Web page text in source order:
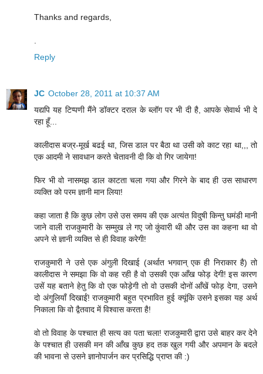
Thanks and regards,
Reply
JC October 28, 2011 at 10:37 AM
यद्यपि यह टिप्पणी मैंने डॉक्टर दराल के ब्लॉग पर भी दी है, आपके सेवार्थ भी दे
रहा हूँ...
कालीदास बज्र-मूर्ख बढई था, जिस डाल पर बैठा था उसी को काट रहा था,,, तो
एक आदमी ने सावधान करते चेतावनी दी कि वो गिर जायेगा!
फिर भी वो नासमझ डाल काटता चला गया और गिरने के बाद ही उस साधारण
व्यक्ति को परम ज्ञानी मान लिया!
कहा जाता है कि कुछ लोग उसे उस समय की एक अत्यंत विदुषी किन्तु घमंडी मानी
जाने वाली राजकुमारी के सम्मुख ले गए जो कुंवारी थी और उस का कहना था वो
अपने से ज्ञानी व्यक्ति से ही विवाह करेगी!
राजकुमारी ने उसे एक अंगुली दिखाई (अर्थात भगवान् एक ही निराकार है) तो
कालीदास ने समझा कि वो कह रही है वो उसकी एक आँख फोड़ देगी! इस कारण
उसें यह बताने हेतु कि वो एक फोड़ेगी तो वो उसकी दोनों आँखें फोड़ देगा, उसने
दो अंगुलियाँ दिखाईं! राजकुमारी बहुत प्रभावित हुई क्यूंकि उसने इसका यह अर्थ
निकाला कि वो द्वैतवाद में विश्वास करता है!
वो तो विवाह के पश्चात ही सत्य का पता चला! राजकुमारी द्वारा उसे बाहर कर देने
के पश्चात ही उसकी मन की आँख कुछ हद तक खुल गयी और अपमान के बदले
की भावना से उसने ज्ञानोपार्जन कर प्रसिद्धि प्राप्त की :)